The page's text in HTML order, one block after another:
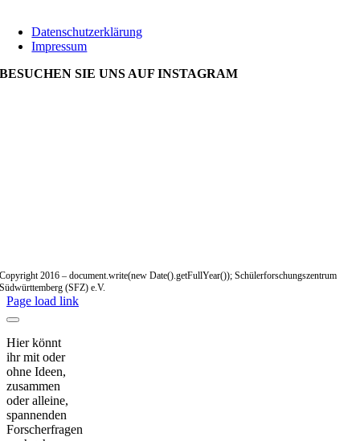
Datenschutzerklärung
Impressum
BESUCHEN SIE UNS AUF INSTAGRAM
Copyright 2016 – document.write(new Date().getFullYear()); Schülerforschungszentrum
Südwürttemberg (SFZ) e.V.
Page load link
Hier könnt
ihr mit oder
ohne Ideen,
zusammen
oder alleine,
spannenden
Forscherfragen